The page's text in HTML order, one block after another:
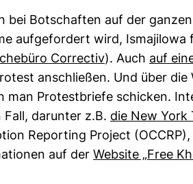
bei Bot­schaften auf der
auf­ge­for­dert wird,
Cor­rectiv). Auch auf
anschließen. Und über die
man Pro­test­briefe schi­cken.
dar­unter z.B. die New York
Repor­ting Pro­ject
auf der Web­site „Free